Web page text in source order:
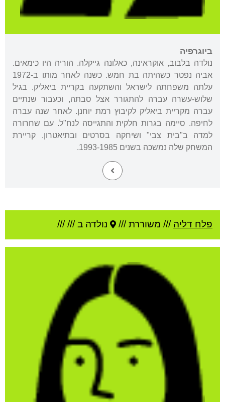
ביוגרפיה
נולדה בלבוב, אוקראינה, כאלונה גייקלה. הוריה היו כימאים.
אביה נפטר כשהיתה בת חמש. כשנה לאחר מותו ב-1972
עלתה משפחתה לישראל והשתקעה בקריית ביאליק. בגיל
שלוש-עשרה עברה להתגורר אצל סבתה, וכעבור שנתיים
עברה מקריית ביאליק לקיבוץ רמת יוחנן. לאחר שנה עברה
לחיפה. סיימה בגרות חלקית והתגייסה לנח"ל. עם שחרורה
למדה ב"בית צבי" ושיחקה בסרטים ובתיאטרון. קריירת
המשחק שלה נמשכה בשנים 1993-1985.
פלח דליה /// משוררת /// נולדה ב //////